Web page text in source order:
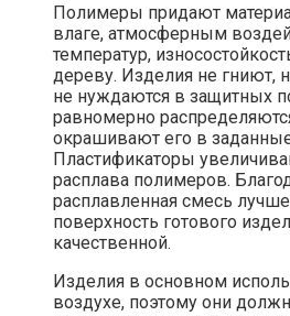
Полимеры придают
влаге, атмосферным
температур,
дереву. Изделия не гниют,
не нуждаются в защитных
равномерно
окрашивают его в
Пластификаторы
расплава полимеров.
расплавленная смесь
поверхность готового
качественной.
Изделия в основном
воздухе, поэтому они